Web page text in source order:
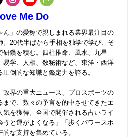
Me Do
ん」の愛称で親しまれる業界最注目の
。20代半ばから手相を独学で学び、そ
研鑽を積む。四柱推命、風水、九星
易学、人相、数秘術など、東洋・西洋
倒的な知識と鑑定力を誇る。
政界の重大ニュース、プロスポーツの
まで、数々の予言を的中させてきたエ
気を獲得。全国で開催される占いライ
うと運がよくなる」「歩くパワースポ
な支持を集めている。